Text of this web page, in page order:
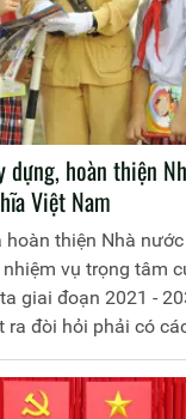
dựng, hoàn thiện
Việt Nam
thiện Nhà
vụ trọng tâm
giai đoạn 2021 -
ra đòi hỏi phải có
và xác định lộ